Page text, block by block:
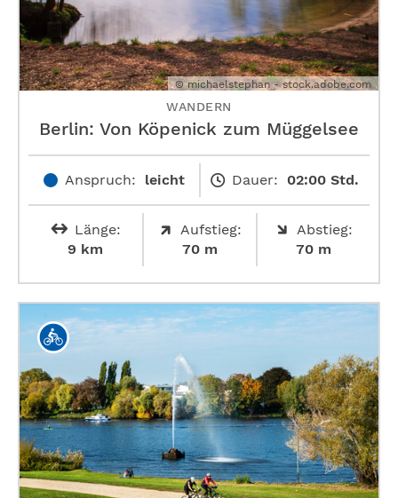
© michaelstephan - stock.adobe.com
WANDERN
Berlin: Von Köpenick zum Müggelsee
Anspruch: leicht Dauer: 02:00 Std.
Länge:
9 km
Aufstieg:
70 m
Abstieg:
70 m